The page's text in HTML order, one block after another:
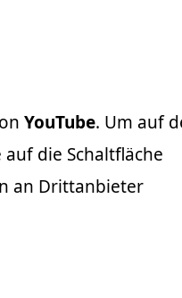
YouTube. Um auf
die Schaltfläche
an Drittanbieter